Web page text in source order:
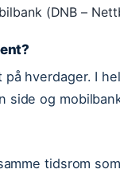
(DNB –
hverdager. I
side og
tidsrom